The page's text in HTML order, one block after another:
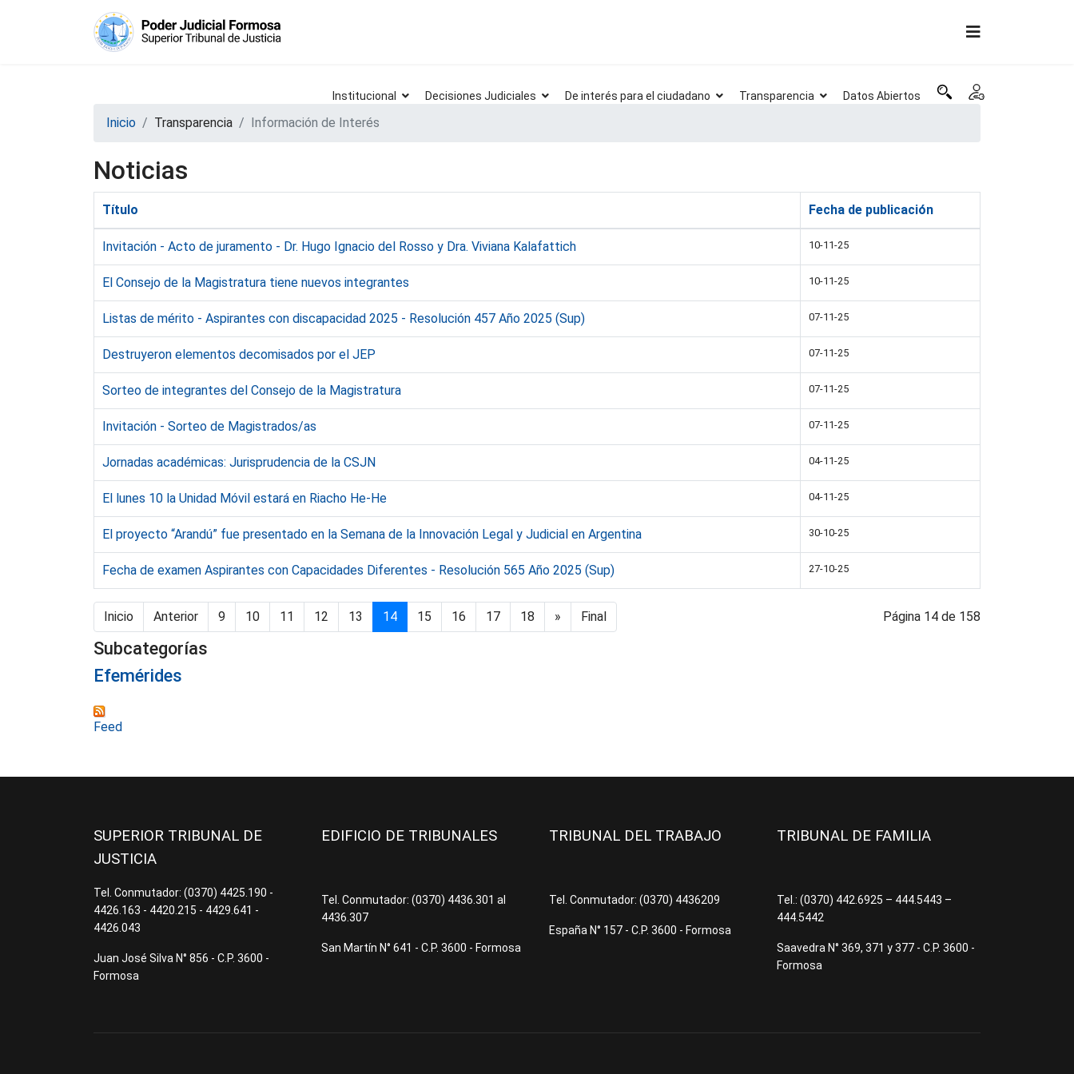
Institucional Decisiones Judiciales De interés para el ciudadano Transparencia Datos Abiertos
Inicio Transparencia Información de Interés
Noticias
Título Fecha de publicación
Invitación - Acto de juramento - Dr. Hugo Ignacio del Rosso y Dra. Viviana Kalafattich 10-11-25
El Consejo de la Magistratura tiene nuevos integrantes 10-11-25
Listas de mérito - Aspirantes con discapacidad 2025 - Resolución 457 Año 2025 (Sup) 07-11-25
Destruyeron elementos decomisados por el JEP 07-11-25
Sorteo de integrantes del Consejo de la Magistratura 07-11-25
Invitación - Sorteo de Magistrados/as 07-11-25
Jornadas académicas: Jurisprudencia de la CSJN 04-11-25
El lunes 10 la Unidad Móvil estará en Riacho He-He 04-11-25
El proyecto “Arandú” fue presentado en la Semana de la Innovación Legal y Judicial en Argentina 30-10-25
Fecha de examen Aspirantes con Capacidades Diferentes - Resolución 565 Año 2025 (Sup) 27-10-25
Inicio Anterior 9 10 11 12 13 14 15 16 17 18 » Final Página 14 de 158
Subcategorías
Efemérides
Feed
SUPERIOR TRIBUNAL DE
JUSTICIA
Tel. Conmutador: (0370) 4425.190 -
4426.163 - 4420.215 - 4429.641 -
4426.043
Juan José Silva N° 856 - C.P. 3600 -
Formosa
EDIFICIO DE TRIBUNALES
Tel. Conmutador: (0370) 4436.301 al
4436.307
San Martín N° 641 - C.P. 3600 - Formosa
TRIBUNAL DEL TRABAJO
Tel. Conmutador: (0370) 4436209
España N° 157 - C.P. 3600 - Formosa
TRIBUNAL DE FAMILIA
Tel.: (0370) 442.6925 – 444.5443 –
444.5442
Saavedra N° 369, 371 y 377 - C.P. 3600 -
Formosa